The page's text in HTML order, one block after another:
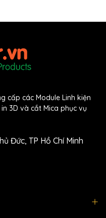
cấp các Module Linh kiện
3D và cắt Mica phục vụ
Đức, TP Hồ Chí Minh